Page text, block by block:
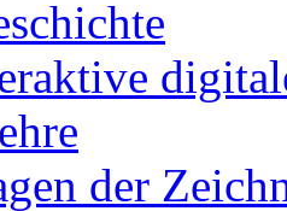
der